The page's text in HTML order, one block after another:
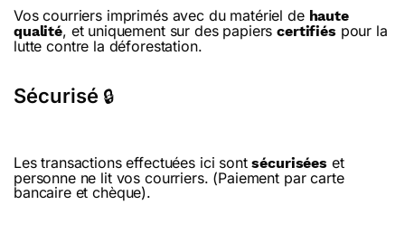
Vos courriers imprimés avec du matériel de haute
qualité, et uniquement sur des papierscertifiés pour la
lutte contre la déforestation.
Sécurisé 🔒
Les transactions effectuées ici sontsécurisées et
personne ne lit vos courriers. (Paiement par carte
bancaire et chèque).